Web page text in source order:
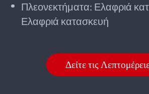
Πλεονεκτήματα: Ελαφριά
Ελαφριά κατασκευή
Δείτε τις